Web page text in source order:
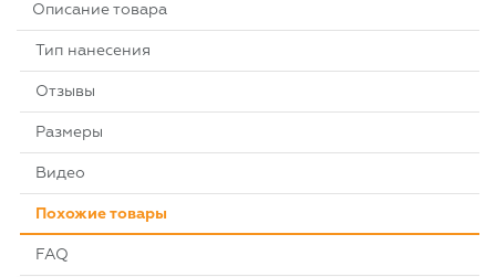
Описание товара
Тип нанесения
Отзывы
Размеры
Видео
Похожие товары
FAQ